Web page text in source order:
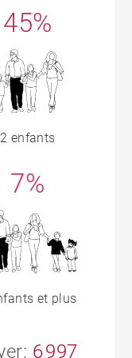
45%
2 enfants
7%
et plus
6 997